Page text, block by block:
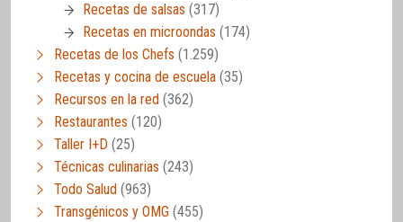
Recetas de salsas (317)
Recetas en microondas (174)
Recetas de los Chefs (1.259)
Recetas y cocina de escuela (35)
Recursos en la red (362)
Restaurantes (120)
Taller I+D (25)
Técnicas culinarias (243)
Todo Salud (963)
Transgénicos y OMG (455)